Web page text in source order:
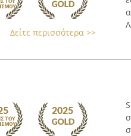
Δείτε περισσότερα >>